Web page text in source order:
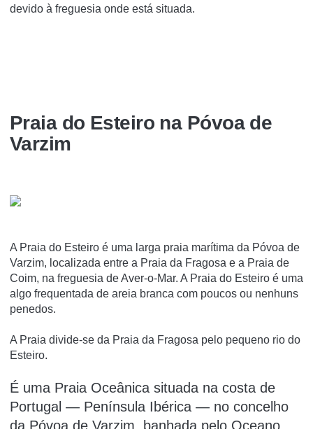
devido à freguesia onde está situada.
Praia do Esteiro na Póvoa de
Varzim
A Praia do Esteiro é uma larga praia marí­tima da Póvoa de
Varzim, localizada entre a Praia da Fragosa e a Praia de
Coim, na freguesia de Aver-o-Mar. A Praia do Esteiro é uma
algo frequentada de areia branca com poucos ou nenhuns
penedos.
A Praia divide-se da Praia da Fragosa pelo pequeno rio do
Esteiro.
É uma Praia Oceânica situada na costa de
Portugal — Península Ibérica — no concelho
da Póvoa de Varzim, banhada pelo Oceano